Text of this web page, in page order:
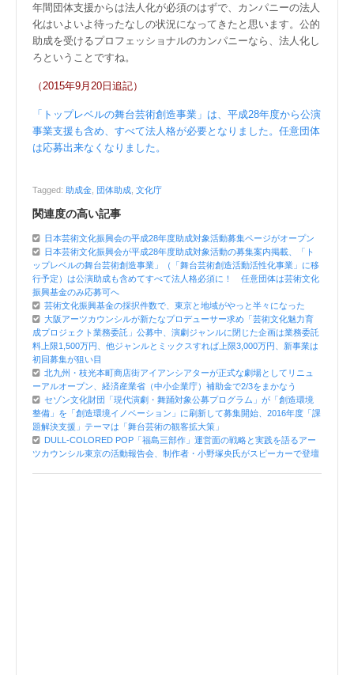
年間団体支援からは法人化が必須のはずで、カンパニーの法人
化はいよいよ待ったなしの状況になってきたと思います。公的
助成を受けるプロフェッショナルのカンパニーなら、法人化し
ろということですね。
（2015年9月20日追記）
「トップレベルの舞台芸術創造事業」は、平成28年度から公演
事業支援も含め、すべて法人格が必要となりました。任意団体
は応募出来なくなりました。
Tagged: 助成金 団体助成 文化庁
関連度の高い記事
日本芸術文化振興会の平成28年度助成対象活動募集ページがオープン
日本芸術文化振興会が平成28年度助成対象活動の募集案内掲載、「ト
ップレベルの舞台芸術創造事業」（「舞台芸術創造活動活性化事業」に移
行予定）は公演助成も含めてすべて法人格必須に！ 任意団体は芸術文化
振興基金のみ応募可へ
芸術文化振興基金の採択件数で、東京と地域がやっと半々になった
大阪アーツカウンシルが新たなプロデューサー求め「芸術文化魅力育
成プロジェクト業務委託」公募中、演劇ジャンルに閉じた企画は業務委託
料上限1,500万円、他ジャンルとミックスすれば上限3,000万円、新事業は
初回募集が狙い目
北九州・枝光本町商店街アイアンシアターが正式な劇場としてリニュ
ーアルオープン、経済産業省（中小企業庁）補助金で2/3をまかなう
セゾン文化財団「現代演劇・舞踊対象公募プログラム」が「創造環境
整備」を「創造環境イノベーション」に刷新して募集開始、2016年度「課
題解決支援」テーマは「舞台芸術の観客拡大策」
DULL-COLORED POP「福島三部作」運営面の戦略と実践を語るアー
ツカウンシル東京の活動報告会、制作者・小野塚央氏がスピーカーで登壇